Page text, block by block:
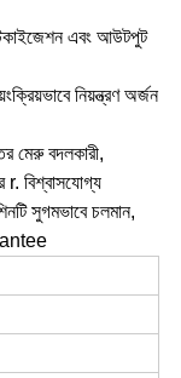
এবং আউটপুট
নিয়ন্ত্রণ অর্জন
মেরু বদলকারী,
r. বিশ্বাসযোগ্য
সুগমভাবে চলমান,